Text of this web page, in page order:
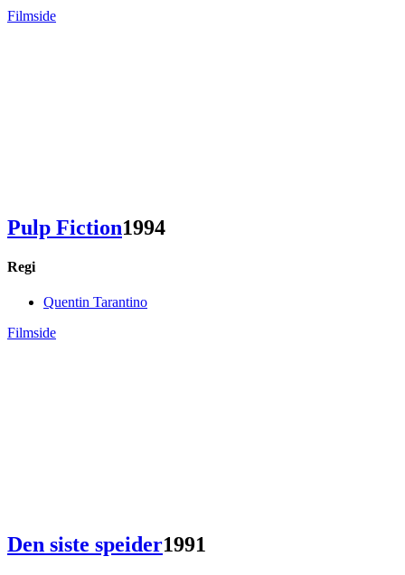
Filmside
Pulp Fiction1994
Regi
Quentin Tarantino
Filmside
Den siste speider1991